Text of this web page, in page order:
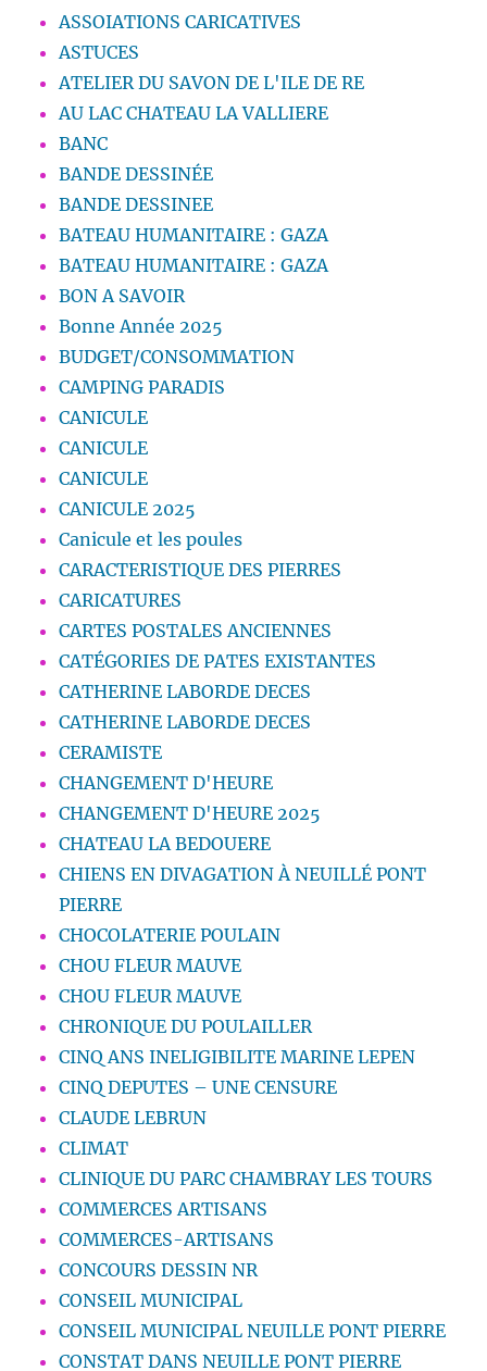
ASSOIATIONS CARICATIVES
ASTUCES
ATELIER DU SAVON DE L'ILE DE RE
AU LAC CHATEAU LA VALLIERE
BANC
BANDE DESSINÉE
BANDE DESSINEE
BATEAU HUMANITAIRE : GAZA
BATEAU HUMANITAIRE : GAZA
BON A SAVOIR
Bonne Année 2025
BUDGET/CONSOMMATION
CAMPING PARADIS
CANICULE
CANICULE
CANICULE
CANICULE 2025
Canicule et les poules
CARACTERISTIQUE DES PIERRES
CARICATURES
CARTES POSTALES ANCIENNES
CATÉGORIES DE PATES EXISTANTES
CATHERINE LABORDE DECES
CATHERINE LABORDE DECES
CERAMISTE
CHANGEMENT D'HEURE
CHANGEMENT D'HEURE 2025
CHATEAU LA BEDOUERE
CHIENS EN DIVAGATION À NEUILLÉ PONT
PIERRE
CHOCOLATERIE POULAIN
CHOU FLEUR MAUVE
CHOU FLEUR MAUVE
CHRONIQUE DU POULAILLER
CINQ ANS INELIGIBILITE MARINE LEPEN
CINQ DEPUTES – UNE CENSURE
CLAUDE LEBRUN
CLIMAT
CLINIQUE DU PARC CHAMBRAY LES TOURS
COMMERCES ARTISANS
COMMERCES-ARTISANS
CONCOURS DESSIN NR
CONSEIL MUNICIPAL
CONSEIL MUNICIPAL NEUILLE PONT PIERRE
CONSTAT DANS NEUILLE PONT PIERRE